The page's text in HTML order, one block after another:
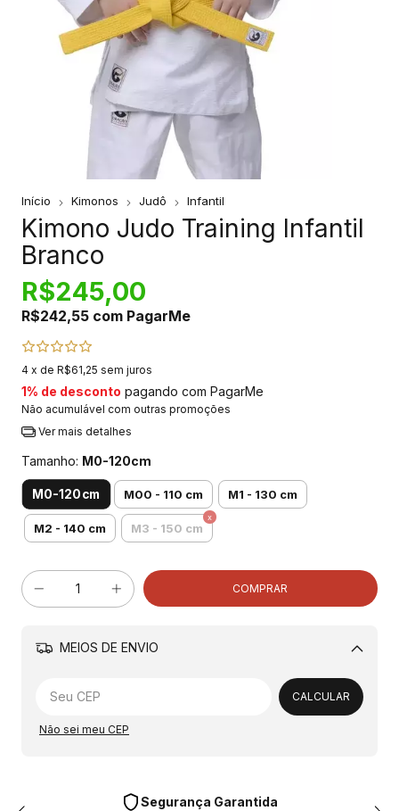
Início Kimonos Judô Infantil
Kimono Judo Training Infantil
Branco
R$245,00
R$242,55 com PagarMe
4 x de R$61,25 sem juros
1% de desconto pagando com PagarMe
Não acumulável com outras promoções
Ver mais detalhes
Tamanho: M0-120cm
M0-120cm M00 - 110 cm M1 - 130 cm
M2 - 140 cm M3 - 150 cm
MEIOS DE ENVIO
Alterar CEP
CALCULAR
Não sei meu CEP
Segurança Garantida